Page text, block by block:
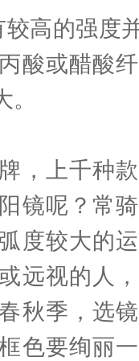
的强度
酸或醋酸
上千种款
镜呢？常
度较大的
远视的人
秋季，选
色要绚丽